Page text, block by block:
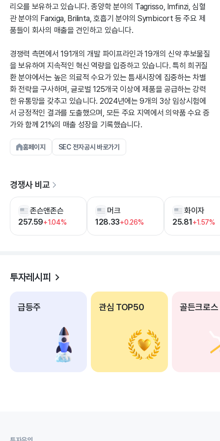
리오를 보유하고 있습니다. 종양학 분야의 Tagrisso, Imfinzi, 심혈
관 분야의 Farxiga, Brilinta, 호흡기 분야의 Symbicort 등 주요 제
품들이 회사의 매출을 견인하고 있습니다.
경쟁력 측면에서 191개의 개발 파이프라인과 19개의 신약 후보물질
을 보유하여 지속적인 혁신 역량을 입증하고 있습니다. 특히 희귀질
환 분야에서는 높은 의료적 수요가 있는 틈새시장에 집중하는 차별
화 전략을 구사하며, 글로벌 125개국 이상에 제품을 공급하는 강력
한 유통망을 갖추고 있습니다. 2024년에는 9개의 3상 임상시험에
서 긍정적인 결과를 도출했으며, 모든 주요 지역에서 의약품 수요 증
가와 함께 21%의 매출 성장을 기록했습니다.
홈페이지 SEC 전자공시 바로가기
경쟁사 비교
존슨앤존슨
257.59+1.04%
머크
128.33+0.26%
화이자
25.81+1.57%
투자레시피
급등주 관심 TOP50 골든크로스